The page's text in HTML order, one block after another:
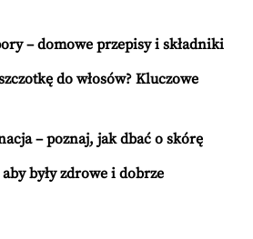
– domowe przepisy i składniki
do włosów? Kluczowe
– poznaj, jak dbać o skórę
były zdrowe i dobrze